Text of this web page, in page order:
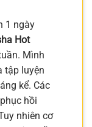
1 ngày
Hot
Mình
tập luyện
kể. Các
hồi
nhiên cơ